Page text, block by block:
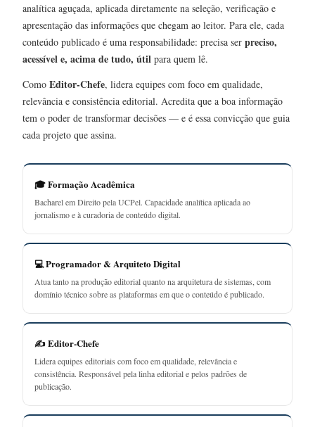
analítica aguçada, aplicada diretamente na seleção, verificação e
apresentação das informações que chegam ao leitor. Para ele, cada
conteúdo publicado é uma responsabilidade: precisa ser preciso,
acessível e, acima de tudo, útil para quem lê.
Como Editor-Chefe, lidera equipes com foco em qualidade,
relevância e consistência editorial. Acredita que a boa informação
tem o poder de transformar decisões — e é essa convicção que guia
cada projeto que assina.
🎓 Formação Acadêmica
Bacharel em Direito pela UCPel. Capacidade analítica aplicada ao
jornalismo e à curadoria de conteúdo digital.
💻 Programador & Arquiteto Digital
Atua tanto na produção editorial quanto na arquitetura de sistemas, com
domínio técnico sobre as plataformas em que o conteúdo é publicado.
✍️ Editor-Chefe
Lidera equipes editoriais com foco em qualidade, relevância e
consistência. Responsável pela linha editorial e pelos padrões de
publicação.